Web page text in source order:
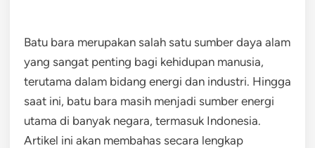
Batu bara merupakan salah satu sumber daya alam
yang sangat penting bagi kehidupan manusia,
terutama dalam bidang energi dan industri. Hingga
saat ini, batu bara masih menjadi sumber energi
utama di banyak negara, termasuk Indonesia.
Artikel ini akan membahas secara lengkap